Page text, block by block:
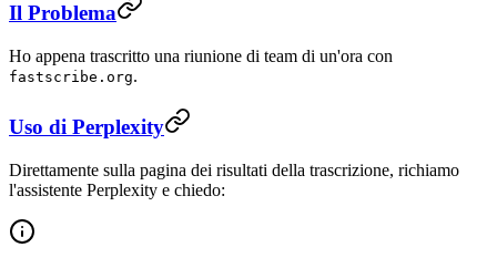
Il Problema
Ho appena trascritto una riunione di team di un'ora con
fastscribe.org.
Uso di Perplexity
Direttamente sulla pagina dei risultati della trascrizione, richiamo
l'assistente Perplexity e chiedo: